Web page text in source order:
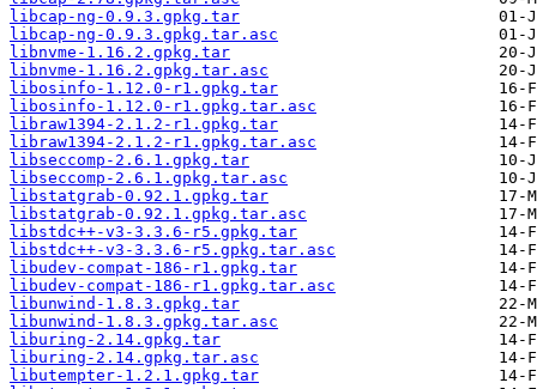
libcap-ng-0.9.3.gpkg.tar
libcap-ng-0.9.3.gpkg.tar.asc
libnvme-1.16.2.gpkg.tar
libnvme-1.16.2.gpkg.tar.asc
libosinfo-1.12.0-r1.gpkg.tar
libosinfo-1.12.0-r1.gpkg.tar.asc
libraw1394-2.1.2-r1.gpkg.tar
libraw1394-2.1.2-r1.gpkg.tar.asc
libseccomp-2.6.1.gpkg.tar
libseccomp-2.6.1.gpkg.tar.asc
libstatgrab-0.92.1.gpkg.tar
libstatgrab-0.92.1.gpkg.tar.asc
libstdc++-v3-3.3.6-r5.gpkg.tar
libstdc++-v3-3.3.6-r5.gpkg.tar.asc
libudev-compat-186-r1.gpkg.tar
libudev-compat-186-r1.gpkg.tar.asc
libunwind-1.8.3.gpkg.tar
libunwind-1.8.3.gpkg.tar.asc
liburing-2.14.gpkg.tar
liburing-2.14.gpkg.tar.asc
libutempter-1.2.1.gpkg.tar